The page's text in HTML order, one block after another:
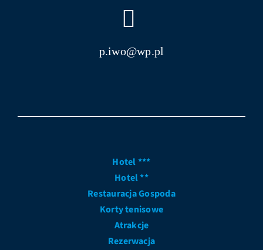
p.iwo@wp.pl
Hotel ***
Hotel **
Restauracja Gospoda
Korty tenisowe
Atrakcje
Rezerwacja